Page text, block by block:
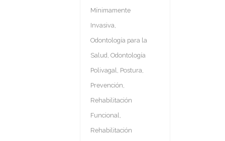
Mínimamente
Invasiva,
Odontología para la
Salud, Odontología
Polivagal, Postura,
Prevención,
Rehabilitación
Funcional,
Rehabilitación